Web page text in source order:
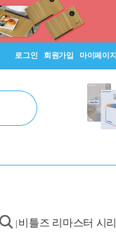
로그인 회원가입 마이페이지
비틀즈 리마스터 시